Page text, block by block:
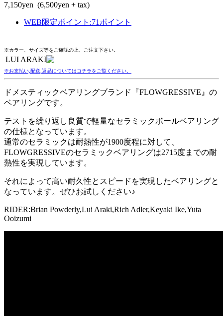
7,150yen (6,500yen + tax)
WEB限定ポイント :71ポイント
※カラー、サイズ等をご確認の上、ご注文下さい。
LUI ARAKI
※お支払い,配送,返品についてはコチラをご覧ください。
ドメスティックベアリングブランド『FLOWGRESSIVE』の
ベアリングです。
テストを繰り返し良質で軽量なセラミックボールベアリング
の仕様となっています。
通常のセラミックは耐熱性が1900度程に対して、
FLOWGRESSIVEのセラミックベアリングは2715度までの耐
熱性を実現しています。
それによって高い耐久性とスピードを実現したベアリングと
なっています。ぜひお試しください♪
RIDER:Brian Powderly,Lui Araki,Rich Adler,Keyaki Ike,Yuta
Ooizumi